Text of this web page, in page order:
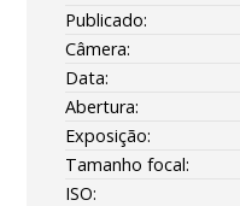
Publicado:
Câmera:
Data:
Abertura:
Exposição:
Tamanho focal:
ISO: